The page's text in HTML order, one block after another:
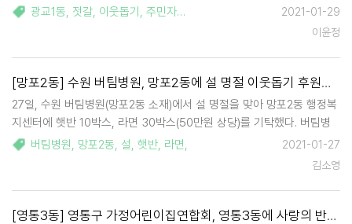
회, 새마을문고, 방범기동순찰대 5단체 회원들은 품질 좋은 명란젓과 낙
지젓을 확보하여 지역주민들에게 판매하였다. 각 단체원들과 주민들의
광교1동, 젓갈, 이웃돕기 , 주민자치회 지역사회보장협의체,통장협의회
2021-01-29
이윤정
[망포2동] 수원 버팀병원, 망포2동에 설 명절 이웃돕기 후원품 기탁
27일, 수원 버팀병원(망포2동 소재)에서 설 명절을 맞아 망포2동 행정복
지센터에 햇반 10박스, 라면 30박스(50만원 상당)를 기탁했다. 버팀병
원 박준수 대표는 "사회적 거리두기로 인해 가족 간 만남도 어려운 요즘,
어려운 이웃들이 더욱 소외된 설 명절을 보내고 있다"며 "작은 정성이지
버팀병원, 망포2동, 설, 햇반, 라면,
2021-01-27
김소영
[영통3동] 영통구 가정어린이집연합회, 영통3동에 사랑의 반찬 나눔